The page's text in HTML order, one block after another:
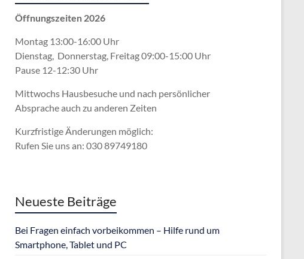
Öffnungszeiten 2026
Montag 13:00-16:00 Uhr
Dienstag, Donnerstag, Freitag 09:00-15:00 Uhr
Pause 12-12:30 Uhr
Mittwochs Hausbesuche und nach persönlicher
Abspracheauch zu anderen Zeiten
Kurzfristige Änderungen möglich:
Rufen Sie uns an: 030 89749180
Neueste Beiträge
Bei Fragen einfach vorbeikommen – Hilfe rund um
Smartphone, Tablet und PC